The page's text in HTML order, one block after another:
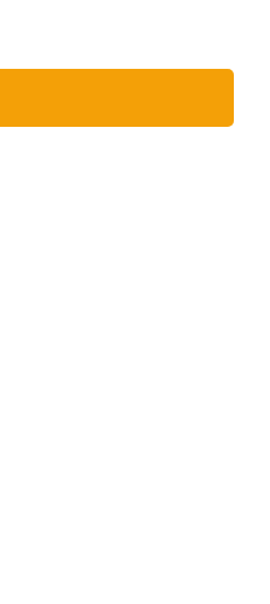
260440020-
260440020-